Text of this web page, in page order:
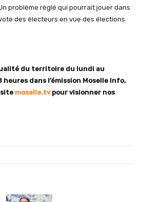
problème réglé qui pourrait jouer dans
des électeurs en vue des élections
du territoire du lundi au
dans l’émission Moselle Info,
moselle.tv pour visionner nos